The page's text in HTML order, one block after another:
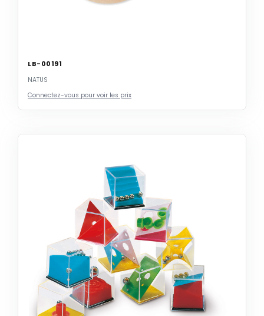
LB-00191
NATUS
Connectez-vous pour voir les prix